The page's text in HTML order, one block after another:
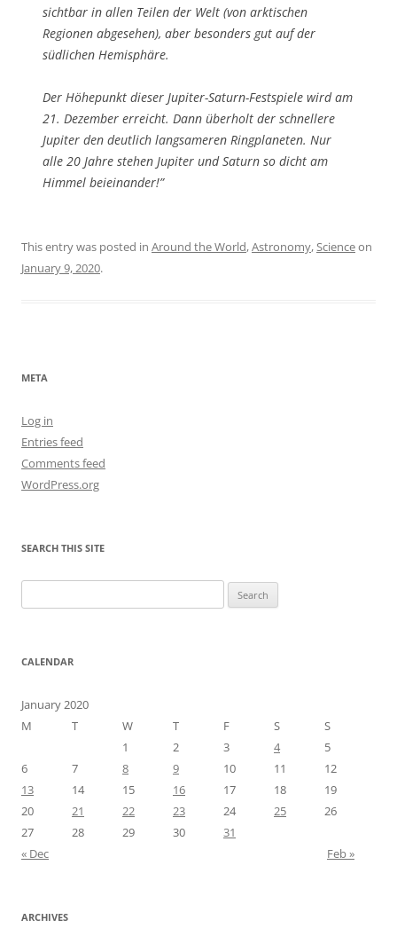
sichtbar in allen Teilen der Welt (von arktischen
Regionen abgesehen), aber besonders gut auf der
südlichen Hemisphäre.
Der Höhepunkt dieser Jupiter-Saturn-Festspiele wird am
21. Dezember erreicht. Dann überholt der schnellere
Jupiter den deutlich langsameren Ringplaneten. Nur
alle 20 Jahre stehen Jupiter und Saturn so dicht am
Himmel beieinander!”
This entry was posted in Around the World,Astronomy,Scienceon
January 9, 2020.
META
Log in
Entries feed
Comments feed
WordPress.org
SEARCH THIS SITE
for:
CALENDAR
January 2020
M
T W T F S
S
1
2 3 4
5
6
7 8 9 10 11
12
13
14 15 16 17 18
19
20
21 22 23 24 25
26
27
28 29 30
31
« Dec
Feb »
ARCHIVES